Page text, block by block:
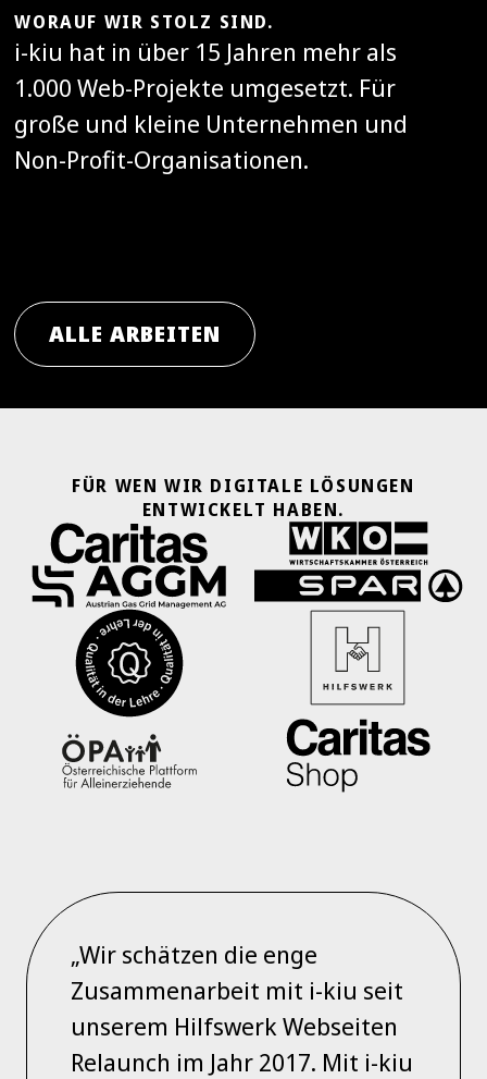
WORAUF WIR STOLZ SIND.
i-kiu hat in über 15 Jahren mehr als
1.000 Web-Projekte umgesetzt. Für
große und kleine Unternehmen und
Non-Profit-Organisationen.
ALLE ARBEITEN
FÜR WEN WIR DIGITALE LÖSUNGEN
ENTWICKELT HABEN.
„Wir schätzen die enge
Zusammenarbeit mit i-kiu seit
unserem Hilfswerk Webseiten
Relaunch im Jahr 2017. Mit i-kiu